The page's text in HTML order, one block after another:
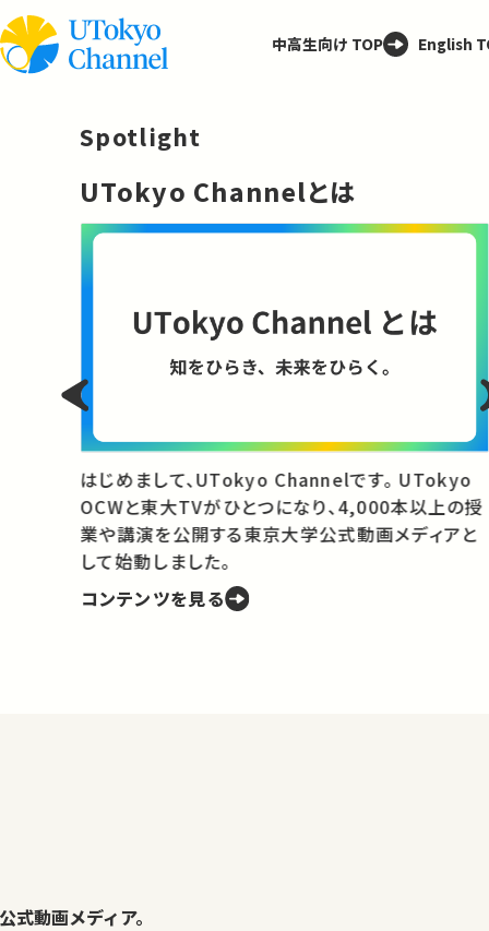
中高生向け TOP English
Spotlight
UTokyo Channelとは
はじめまして、UTokyo Channelです。 UTokyo
OCWと東大TVがひとつになり、4,000本以上の授
業や講演を公開する東京大学公式動画メディアと
して始動しました。
コンテンツを見る
式動画メディア。